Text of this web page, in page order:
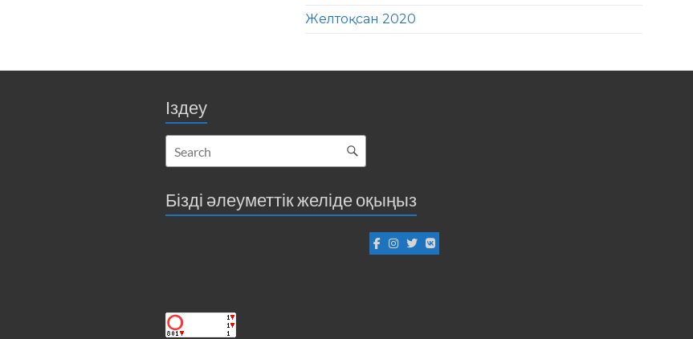
Желтоқсан 2020
Іздеу
Бізді әлеуметтік желіде оқыңыз